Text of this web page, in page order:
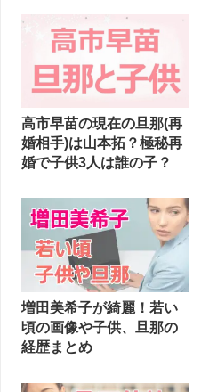
高市早苗の現在の旦那(再
婚相手)は山本拓？極秘再
婚で子供3人は誰の子？
増田美希子が綺麗！若い
頃の画像や子供、旦那の
経歴まとめ